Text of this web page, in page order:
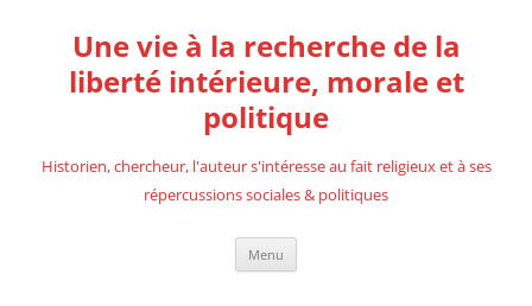
contenuUne vie à la recherche de la
liberté intérieure, morale et
politique
Historien, chercheur, l'auteur s'intéresse au fait religieux et à ses
répercussions sociales & politiques
Menu